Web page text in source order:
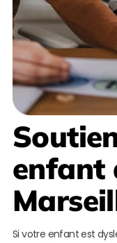
enfant
Si votre enfant est